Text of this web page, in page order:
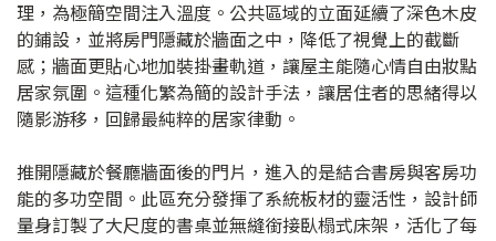
理，為極簡空間注入溫度。公共區域的立面延續了深色木皮
的鋪設，並將房門隱藏於牆面之中，降低了視覺上的截斷
感；牆面更貼心地加裝掛畫軌道，讓屋主能隨心情自由妝點
居家氛圍。這種化繁為簡的設計手法，讓居住者的思緒得以
隨影游移，回歸最純粹的居家律動。
推開隱藏於餐廳牆面後的門片，進入的是結合書房與客房功
能的多功空間。此區充分發揮了系統板材的靈活性，設計師
量身訂製了大尺度的書桌並無縫銜接臥榻式床架，活化了每